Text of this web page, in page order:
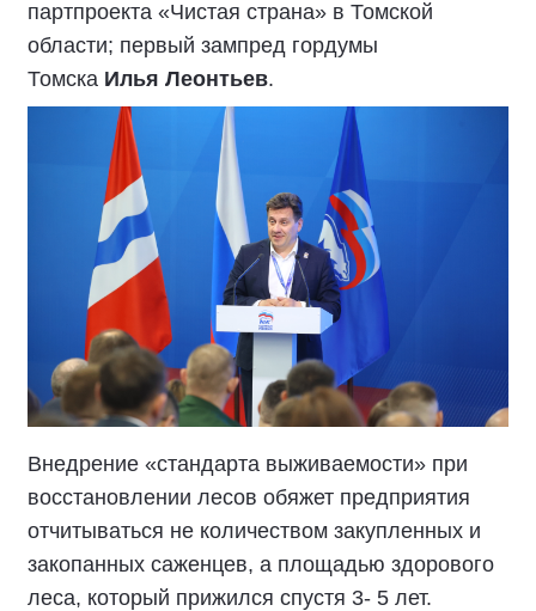
партпроекта «Чистая страна» в Томской
области; первый зампред гордумы
Томска Илья Леонтьев.
Внедрение «стандарта выживаемости» при
восстановлении лесов обяжет предприятия
отчитываться не количеством закупленных и
закопанных саженцев, а площадью здорового
леса, который прижился спустя 3- 5 лет.